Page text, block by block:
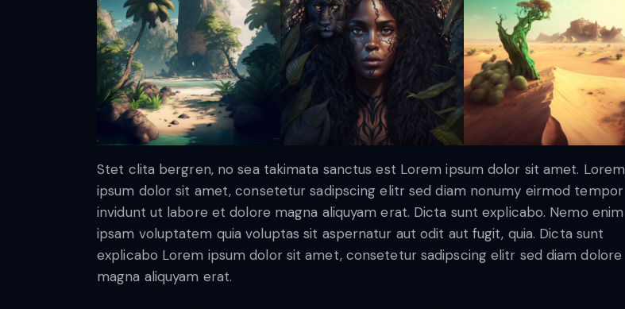
Stet clita bergren, no sea takimata sanctus est Lorem ipsum dolor sit amet. Lorem
ipsum dolor sit amet, consetetur sadipscing elitr sed diam nonumy eirmod tempor
invidunt ut labore et dolore magna aliquyam erat. Dicta sunt explicabo. Nemo enim
ipsam voluptatem quia voluptas sit aspernatur aut odit aut fugit, quia. Dicta sunt
explicabo Lorem ipsum dolor sit amet, consetetur sadipscing elitr sed diam dolore
magna aliquyam erat.